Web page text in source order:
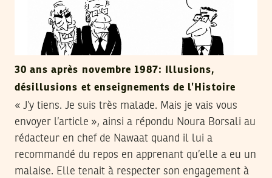
30 ans après novembre 1987: Illusions,
désillusions et enseignements de l’Histoire
« J’y tiens. Je suis très malade. Mais je vais vous
envoyer l’article », ainsi a répondu Noura Borsali au
rédacteur en chef de Nawaat quand il lui a
recommandé du repos en apprenant qu’elle a eu un
malaise. Elle tenait à respecter son engagement à